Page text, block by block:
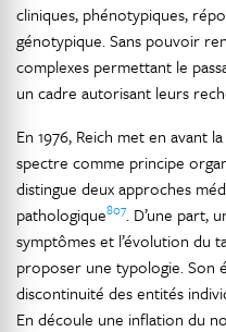
cliniques, phénotypiques,
génotypique. Sans pouvoir
complexes permettant le
un cadre autorisant leurs
En 1976, Reich met en avant
spectre comme principe
distingue deux approches
pathologique807. D’une part,
symptômes et l’évolution du
proposer une typologie. Son
discontinuité des entités
En découle une inflation du